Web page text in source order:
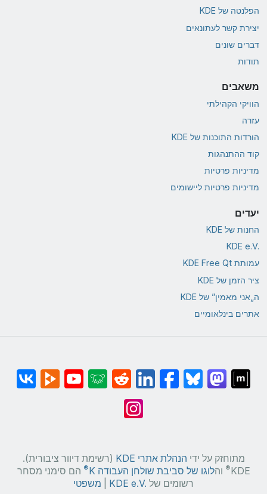
הפלנטה של KDE
יצירת קשר לעתונאים
דברים שונים
תודות
משאבים
הוויקי הקהילתי
עזרה
הורדות התוכנות של KDE
קוד ההתנהגות
מדיניות פרטיות
מדיניות פרטיות ליישומים
יעדים
החנות של KDE
KDE e.V.‎
עמותת KDE Free Qt
ציר הזמן של KDE
ה„אני מאמין” של KDE
אתרים בינלאומיים
מתוחזק על ידי הנהלת אתרי KDE
(רשימת דיוור ציבורית).
KDE
® והלוגו של סביבת שולחן העבודה K ® הם סימני מסחר
רשומים של KDE e.V.‎ משפטי